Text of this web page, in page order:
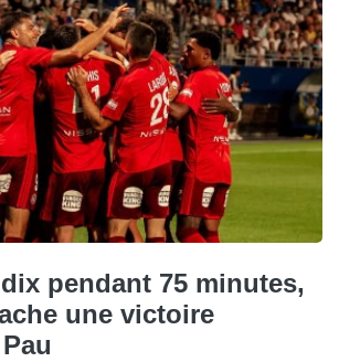
pendant 75 minutes,
une victoire